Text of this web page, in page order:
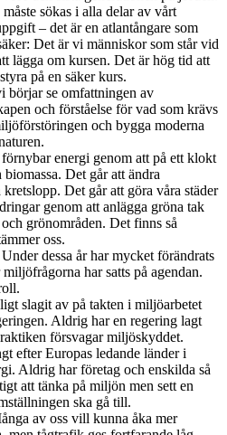
sökas i alla delar av vårt
– det är en atlantångare som
Det är vi människor som står vid
lägga om kursen. Det är hög tid att
på en säker kurs.
börjar se omfattningen av
och förståelse för vad som krävs
och bygga moderna
energi genom att på ett klokt
Det går att ändra
Det går att göra våra städer
genom att anlägga gröna tak
grönområden. Det finns så
oss.
dessa år har mycket förändrats
har satts på agendan.
slagit av på takten i miljöarbetet
Aldrig har en regering lagt
försvagar miljöskyddet.
efter Europas ledande länder i
Aldrig har företag och enskilda så
att tänka på miljön men sett en
ska gå till.
av oss vill kunna åka mer